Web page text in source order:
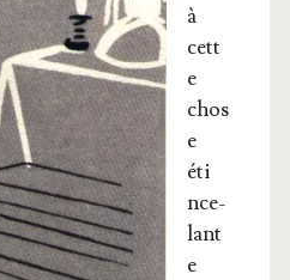
à
cett
e
chos
e
éti
n­ce­
lant
e